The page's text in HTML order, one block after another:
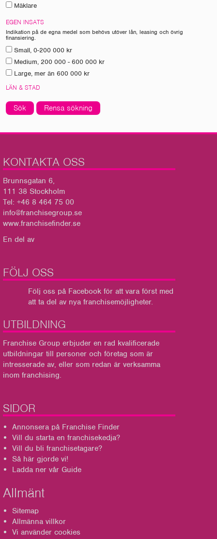
Mäklare
EGEN INSATS
Indikation på de egna medel som behövs utöver lån, leasing och övrig
finansiering.
Small, 0-200 000 kr
Medium, 200 000 - 600 000 kr
Large, mer än 600 000 kr
LÄN & STAD
Sök Rensa sökning
KONTAKTA OSS
Brunnsgatan 6,
111 38 Stockholm
Tel: +46 8 464 75 00
info@franchisegroup.se
www.franchisefinder.se
En del av
FÖLJ OSS
Följ oss på Facebook för att vara först med
att ta del av nya franchisemöjligheter.
UTBILDNING
Franchise Group erbjuder en rad kvalificerade
utbildningar till personer och företag som är
intresserade av, eller som redan är verksamma
inom franchising.
SIDOR
Annonsera på Franchise Finder
Vill du starta en franchisekedja?
Vill du bli franchisetagare?
Så här gjorde vi!
Ladda ner vår Guide
Allmänt
Sitemap
Allmänna villkor
Vi använder cookies